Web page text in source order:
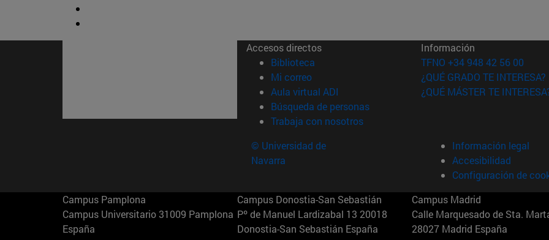
Accesos directos
Biblioteca (abre en nueva ventana)
Mi correo(abre en nueva ventana)
Aula virtual ADI (abre en nueva ventana)
Búsqueda de personas(abre en nueva ventana)
Trabaja con nosotros(abre en nueva ventana)
Información
TFNO +34 948 42 56 00
¿QUÉ GRADO TE INTERESA?
¿QUÉ MÁSTER TE
© Universidad de
Navarra
Información legal
Accesibilidad
Configuración de
Campus Pamplona
Campus Universitario 31009 Pamplona
España
Campus Donostia-San Sebastián
Pº de Manuel Lardizabal 13 20018
Donostia-San Sebastián España
Campus Madrid
Calle Marquesado de Sta.
28027 Madrid España